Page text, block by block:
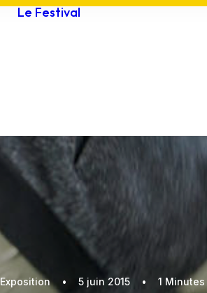
Le Festival
Exposition • 5 juin 2015 • 1 Minutes